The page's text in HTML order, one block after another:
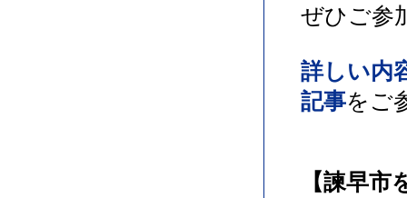
ぜひご参
詳しい内
記事をご
【諫早